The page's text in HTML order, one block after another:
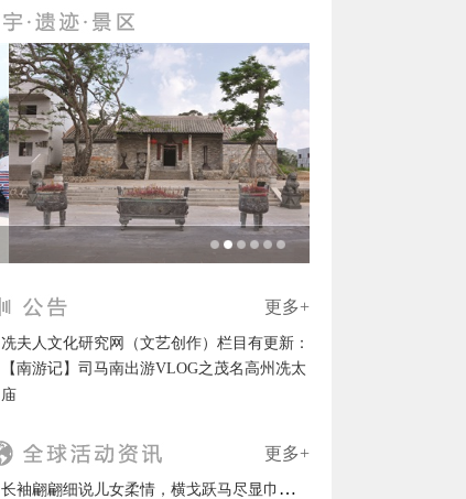
更多+
冼夫人文化研究网（文艺创作）栏目有更新：
【南游记】司马南出游VLOG之茂名高州冼太
庙
更多+
长袖翩翩细说儿女柔情，横戈跃马尽显巾帼英风